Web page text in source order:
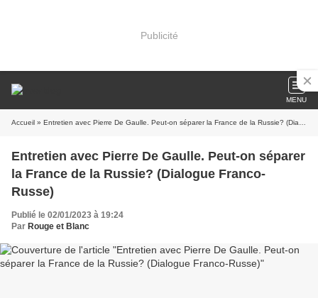
Publicité
MENU
Accueil » Entretien avec Pierre De Gaulle. Peut-on séparer la France de la Russie? (Dialogue Franco-Russe)
Entretien avec Pierre De Gaulle. Peut-on séparer
la France de la Russie? (Dialogue Franco-
Russe)
Publié le 02/01/2023 à 19:24
Par Rouge et Blanc